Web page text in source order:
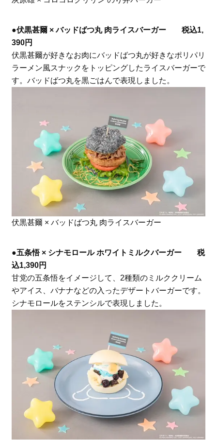
●伏黒甚爾 × バッドばつ丸 肉ライスバーガー 税込1,
390円
伏黒甚爾が好きなお肉にバッドばつ丸が好きなポリパリ
ラーメン風スナックをトッピングしたライスバーガーで
す。バッドばつ丸を黒ごはんで表現しました。
伏黒甚爾 × バッドばつ丸 肉ライスバーガー
●五条悟 × シナモロール ホワイトミルクバーガー 税
込1,390円
甘党の五条悟をイメージして、2種類のミルククリーム
やアイス、バナナなどの入ったデザートバーガーです。
シナモロールをステンシルで表現しました。